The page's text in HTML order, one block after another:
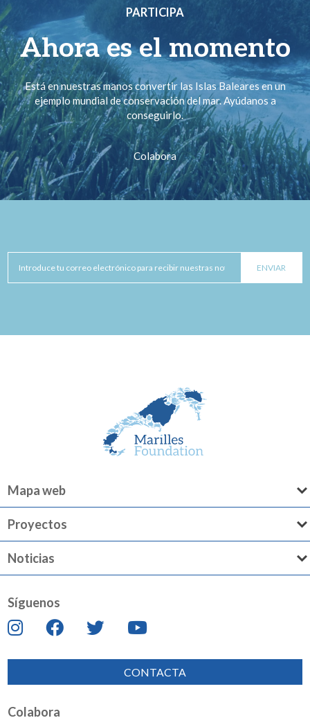
PARTICIPA
Ahora es el momento
Está en nuestras manos convertir las Islas Baleares en un
ejemplo mundial de conservación del mar. Ayúdanos a
conseguirlo.
Colabora
Mapa web
Proyectos
Noticias
Síguenos
CONTACTA
Colabora